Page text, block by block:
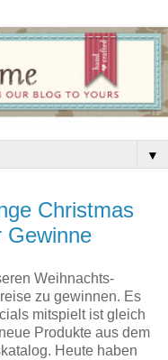
▼
Christmas
Gewinne
Weihnachts-
zu gewinnen. Es
mitspielt ist gleich
Produkte aus dem
Heute haben